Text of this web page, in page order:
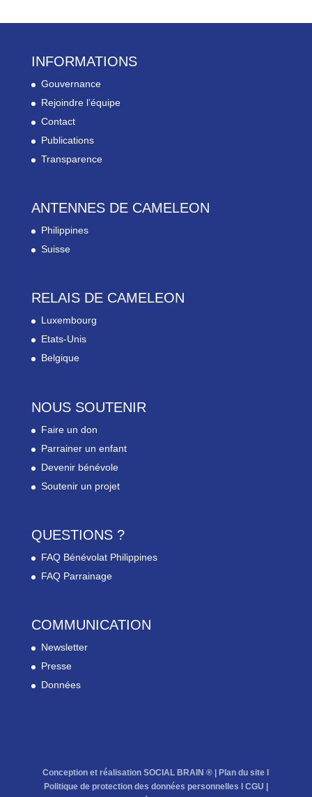
INFORMATIONS
Gouvernance
Rejoindre l’équipe
Contact
Publications
Transparence
ANTENNES DE CAMELEON
Philippines
Suisse
RELAIS DE CAMELEON
Luxembourg
Etats-Unis
Belgique
NOUS SOUTENIR
Faire un don
Parrainer un enfant
Devenir bénévole
Soutenir un projet
QUESTIONS ?
FAQ Bénévolat Philippines
FAQ Parrainage
COMMUNICATION
Newsletter
Presse
Données
Conception et réalisation SOCIAL BRAIN ® | Plan du site
Politique de protection des données personnelles
CGU